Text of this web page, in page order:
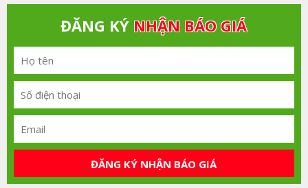
ĐĂNG KÝ NHẬN BÁO GIÁ
ĐĂNG KÝ NHẬN BÁO GIÁ